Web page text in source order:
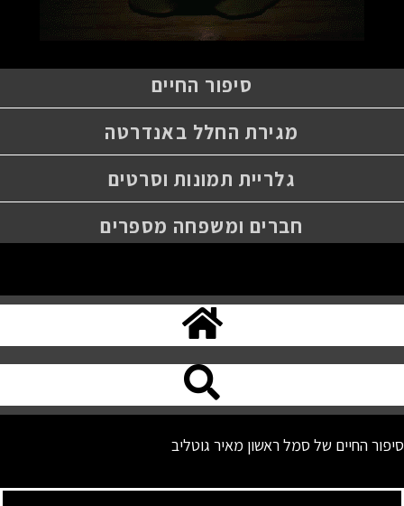
סיפור החיים
מגירת החלל באנדרטה
גלריית תמונות וסרטים
חברים ומשפחה מספרים
סיפור החיים של סמל ראשון מאיר גוטליב